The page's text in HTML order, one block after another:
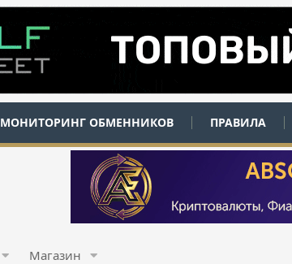
МОНИТОРИНГ ОБМЕННИКОВ ПРАВИЛА
Магазин